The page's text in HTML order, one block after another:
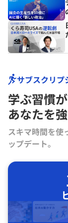
サブスクリプ
学ぶ習慣が
あなたを
スキマ時間を使
ップデート。